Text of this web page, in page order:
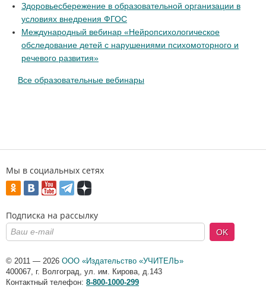
Здоровьесбережение в образовательной организации в
условиях внедрения ФГОС
Международный вебинар «Нейропсихологическое
обследование детей с нарушениями психомоторного и
речевого развития»
Все образовательные вебинары
Мы в социальных сетях
Подписка на рассылку
OK
© 2011 — 2026 ООО «Издательство «УЧИТЕЛЬ»
400067, г. Волгоград, ул. им. Кирова, д.143
Контактный телефон: 8-800-1000-299